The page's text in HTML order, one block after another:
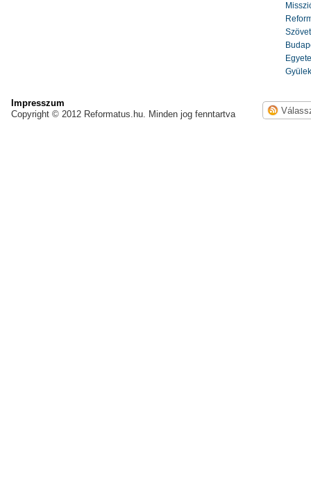
Impresszum
Copyright © 2012 Reformatus.hu. Minden jog fenntartva